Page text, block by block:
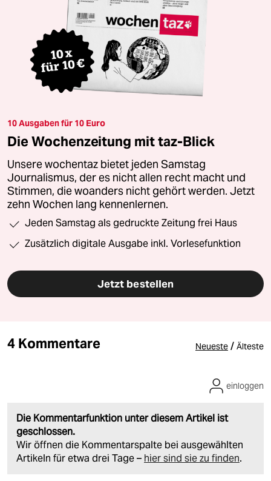
10 Ausgaben für 10 Euro
Die Wochenzeitung mit taz-Blick
Unsere wochentaz bietet jeden Samstag
Journalismus, der es nicht allen recht macht und
Stimmen, die woanders nicht gehört werden. Jetzt
zehn Wochen lang kennenlernen.
Jeden Samstag als gedruckte Zeitung frei Haus
Zusätzlich digitale Ausgabe inkl. Vorlesefunktion
Jetzt bestellen
4 Kommentare Neueste / Älteste
Die Kommentarfunktion unter diesem Artikel ist
geschlossen.
Wir öffnen die Kommentarspalte bei ausgewählten
Artikeln für etwa drei Tage – hier sind sie zu finden.
einloggen